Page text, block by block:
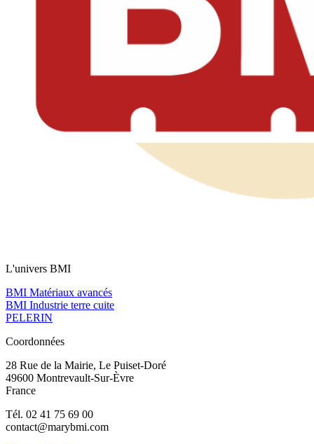
L'univers BMI
BMI Matériaux avancés
BMI Industrie terre cuite
PELERIN
Coordonnées
28 Rue de la Mairie, Le Puiset-Doré
49600 Montrevault-Sur-Èvre
France
Tél. 02 41 75 69 00
contact@marybmi.com